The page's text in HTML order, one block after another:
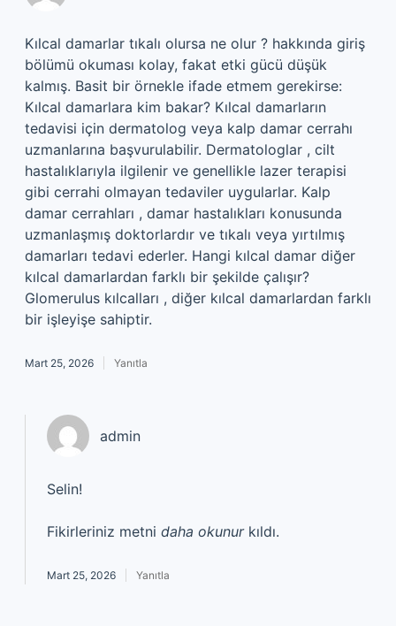
Kılcal damarlar tıkalı olursa ne olur ? hakkında giriş
bölümü okuması kolay, fakat etki gücü düşük
kalmış. Basit bir örnekle ifade etmem gerekirse:
Kılcal damarlara kim bakar? Kılcal damarların
tedavisi için dermatolog veya kalp damar cerrahı
uzmanlarına başvurulabilir. Dermatologlar , cilt
hastalıklarıyla ilgilenir ve genellikle lazer terapisi
gibi cerrahi olmayan tedaviler uygularlar. Kalp
damar cerrahları , damar hastalıkları konusunda
uzmanlaşmış doktorlardır ve tıkalı veya yırtılmış
damarları tedavi ederler. Hangi kılcal damar diğer
kılcal damarlardan farklı bir şekilde çalışır?
Glomerulus kılcalları , diğer kılcal damarlardan farklı
bir işleyişe sahiptir.
Mart 25, 2026 Yanıtla
admin
Selin!
Fikirleriniz metni daha okunurkıldı.
Mart 25, 2026 Yanıtla